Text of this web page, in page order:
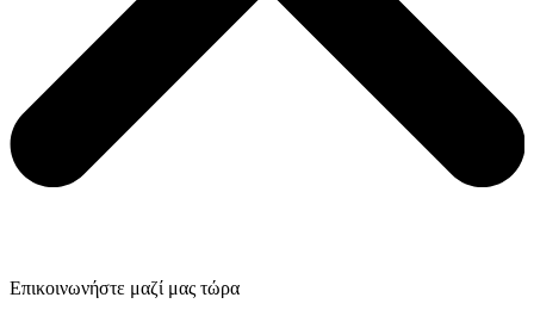
Επικοινωνήστε μαζί μας τώρα